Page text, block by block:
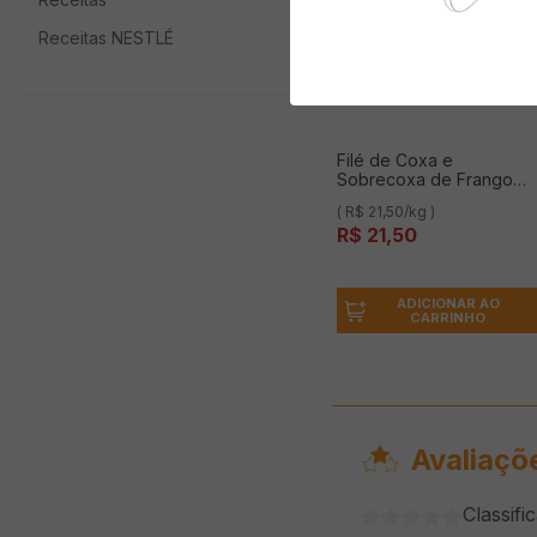
Receitas NESTLÉ
Filé de Coxa e
Sobrecoxa de Frango
( R$ 21,50/kg )
R$ 21,50
ADICIONAR AO
CARRINHO